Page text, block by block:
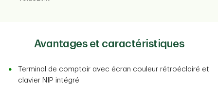
Avantages et caractéristiques
Terminal de comptoir avec écran couleur rétroéclairé et
clavier NIP intégré